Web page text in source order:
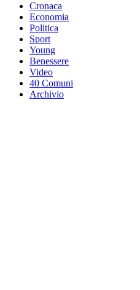
Cronaca
Economia
Politica
Sport
Young
Benessere
Video
40 Comuni
Archivio